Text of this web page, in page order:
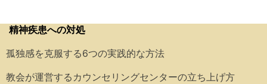
精神疾患への対処
孤独感を克服する6つの実践的な方法
教会が運営するカウンセリングセンターの立ち上げ方